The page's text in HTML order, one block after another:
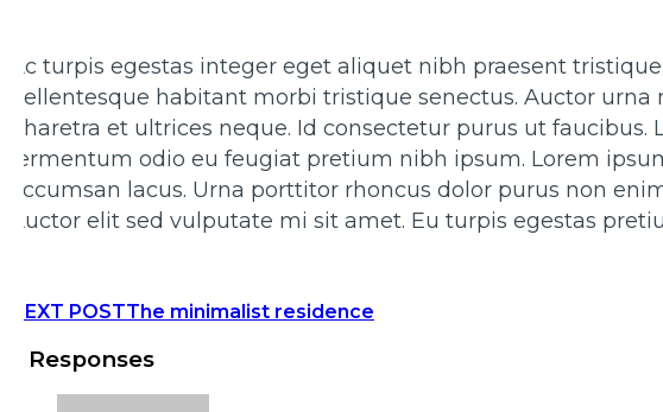
Ac turpis egestas integer eget aliquet nibh praesent
pellentesque habitant morbi tristique senectus. Auctor
pharetra et ultrices neque. Id consectetur purus ut
fermentum odio eu feugiat pretium nibh ipsum. Lorem
accumsan lacus. Urna porttitor rhoncus dolor purus non
Auctor elit sed vulputate mi sit amet. Eu turpis egestas
NEXT POSTThe minimalist residence
3 Responses